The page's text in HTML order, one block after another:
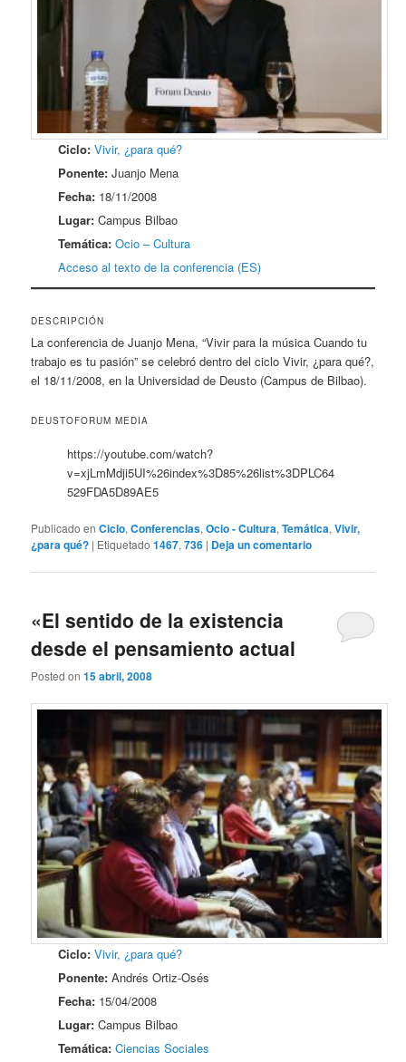
Ciclo: Vivir, ¿para qué?
Ponente: Juanjo Mena
Fecha: 18/11/2008
Lugar: Campus Bilbao
Temática: Ocio – Cultura
Acceso al texto de la conferencia (ES)
DESCRIPCIÓN
La conferencia de Juanjo Mena, “Vivir para la música Cuando tu
trabajo es tu pasión” se celebró dentro del ciclo Vivir, ¿para qué?,
el 18/11/2008, en la Universidad de Deusto (Campus de Bilbao).
DEUSTOFORUM MEDIA
https://youtube.com/watch?
v=xjLmMdji5UI%26index%3D85%26list%3DPLC64
529FDA5D89AE5
Publicado en Ciclo,Conferencias,Ocio - Cultura,Temática,Vivir,
¿para qué? | Etiquetado 1467,736 | Deja un comentario
«El sentido de la existencia
desde el pensamiento actual
Posted on15 abril, 2008
Ciclo: Vivir, ¿para qué?
Ponente: Andrés Ortiz-Osés
Fecha: 15/04/2008
Lugar: Campus Bilbao
Temática: Ciencias Sociales